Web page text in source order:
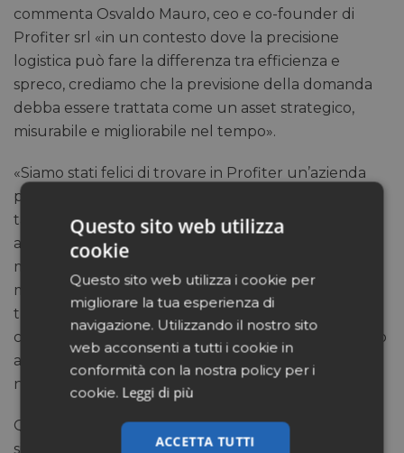
commenta Osvaldo Mauro, ceo e co-founder di
Profiter srl «in un contesto dove la precisione
logistica può fare la differenza tra efficienza e
spreco, crediamo che la previsione della domanda
debba essere trattata come un asset strategico,
misurabile e migliorabile nel tempo».
«Siamo stati felici di trovare in Profiter un’azienda
pronta a tradurre i risultati dell’AI, a volte poco
tangibili, in una stima di risultati economici concreti»
aggiunge Federico Pasquali, head of Inventory
management di Phoenix Group «passare da un
miglioramento di forecast della domanda alla sua
traduzione quantitativa verso una riduzione dei
costi, è stato importante, con particolare riferimento
alla riduzione degli stock-out, tema sensibile sia per
noi sia per i nostri clienti».
Questa sperimentazione rappresenta un primo,
significativo passo verso l’adozione su larga scala di
Questo sito web utilizza
cookie
Questo sito web utilizza i cookie per
migliorare la tua esperienza di
navigazione. Utilizzando il nostro sito
web acconsenti a tutti i cookie in
conformità con la nostra policy per i
cookie. Leggi di più
ACCETTA TUTTI